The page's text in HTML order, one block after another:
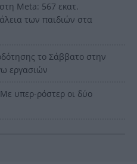
Meta: 567 εκατ.
των παιδιών στα
το Σάββατο στην
εργασιών
υπερ-ρόστερ οι δύο
Δημόσια Υγεία